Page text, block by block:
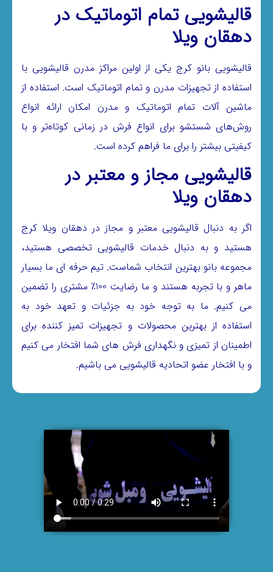
قالیشویی تمام اتوماتیک در
دهقان ویلا
قالیشویی بانو کرج یکی از اولین مراکز مدرن قالیشویی با
استفاده از تجهیزات مدرن و تمام اتوماتیک است. استفاده از
ماشین آلات تمام اتوماتیک و مدرن امکان ارائه انواع
روش‌های شستشو برای انواع فرش در زمانی کوتاه‌تر و با
کیفیتی بیشتر را برای ما فراهم کرده است.
قالیشویی مجاز و معتبر در
دهقان ویلا
اگر به دنبال قالیشویی معتبر و مجاز در دهقان ویلا کرج
هستید و به دنبال خدمات قالیشویی تخصصی هستید،
مجموعه بانو بهترین انتخاب شماست. تیم حرفه ای ما بسیار
ماهر و با تجربه هستند و ما رضایت 100٪ مشتری را تضمین
می کنیم. ما به توجه خود به جزئیات و تعهد خود به
استفاده از بهترین محصولات و تجهیزات تمیز کننده برای
اطمینان از تمیزی و نگهداری فرش های شما افتخار می کنیم
و با افتخار عضو اتحادیه قالیشویی می باشیم.